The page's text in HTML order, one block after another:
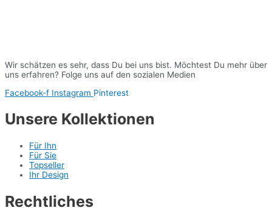
Wir schätzen es sehr, dass Du bei uns bist. Möchtest Du mehr über
uns erfahren? Folge uns auf den sozialen Medien
Facebook-f Instagram Pinterest
Unsere Kollektionen
Für Ihn
Für Sie
Topseller
Ihr Design
Rechtliches